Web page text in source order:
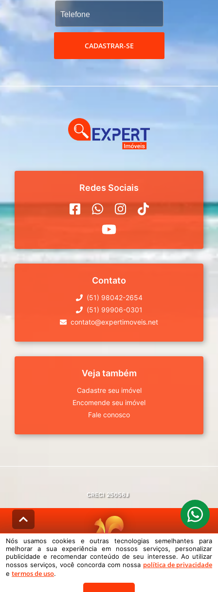
CADASTRAR-SE
Redes Sociais
Contato
(51) 98042-2654
(51) 99906-0301
contato@expertimoveis.net
Veja também
Cadastre seu imóvel
Encomende seu imóvel
Fale conosco
CRECI 25056J
© DESENVOLVIDO PELAAGIL.NET
Nós usamos cookies e outras tecnologias semelhantes para melhorar a
sua experiência em nossos serviços, personalizar publicidade e
Nós usamos cookies e outras tecnologias semelhantes para
melhorar a sua experiência em nossos serviços, personalizar
publicidade e recomendar conteúdo de seu interesse. Ao utilizar
nossos serviços, você concorda com nossa política de privacidade
e termos de uso.